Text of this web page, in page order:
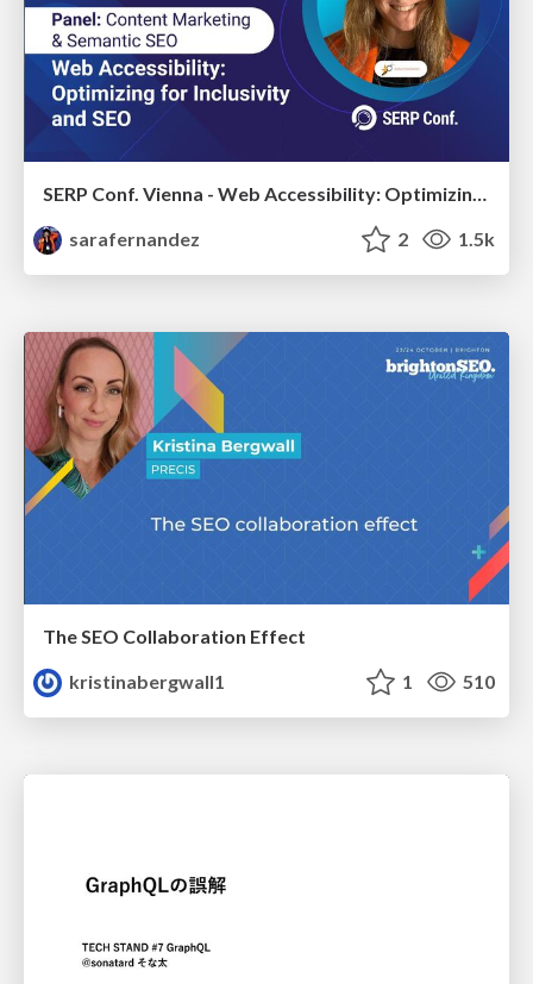
SERP Conf. Vienna - Web Accessibility: Optimizing for Inclusivity and SEO
sarafernandez
2 1.5k
The SEO Collaboration Effect
kristinabergwall1
1 510